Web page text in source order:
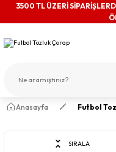
3500 TL ÜZERİ
Anasayfa Futbol
SIRALA